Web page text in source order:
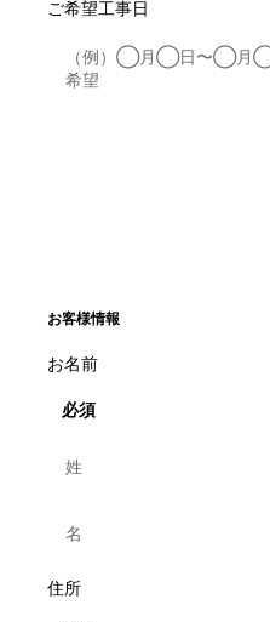
ご希望工事日
お客様情報
お名前
必須
住所